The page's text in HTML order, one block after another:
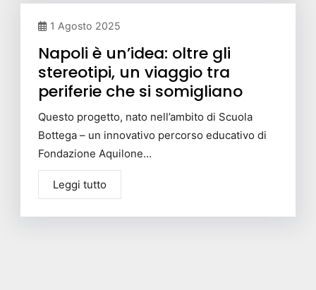
1 Agosto 2025
Napoli è un’idea: oltre gli
stereotipi, un viaggio tra
periferie che si somigliano
Questo progetto, nato nell’ambito di Scuola
Bottega – un innovativo percorso educativo di
Fondazione Aquilone…
Leggi tutto